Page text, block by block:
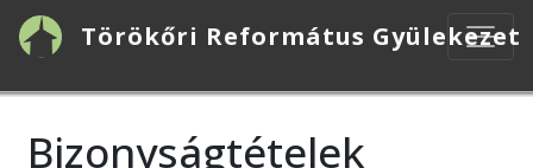
Ugrás
tartalomra
Törökőri Református Gyülekezet
Bizonyságtételek